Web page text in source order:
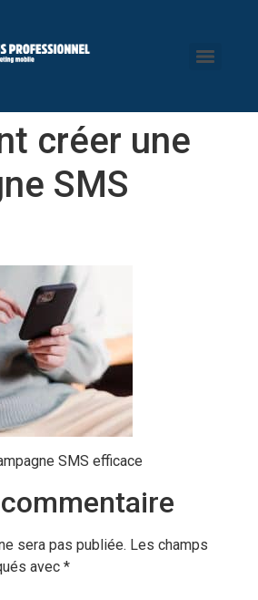
créer une
SMS
SMS efficace
sera pas publiée. Les champs
avec *